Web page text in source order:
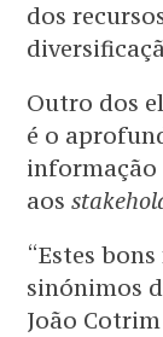
dos
Outro dos
é o
informação
aos
“Estes
sinónimos
João